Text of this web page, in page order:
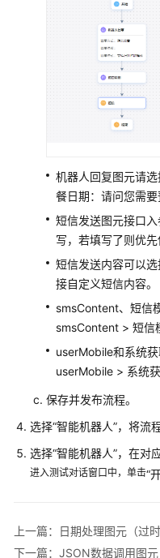
人
（任
务
对
人）
添
加
答
型
对
话
机
人
他
操
作
关
机器人回复图元请
餐日期：请问您需要
短信发送图元接口
写，若填写了则优先
短信发送内容可以
接自定义短信内容。
smsContent、短信
smsContent > 短信
userMobile和系统获
userMobile > 系统
保存并发布流程。
选择“智能机器人”，将流
选择“智能机器人”，在对
进入测试对话窗口中，单击“
上一篇：日期处理图元（过
下一篇：JSON数据调用图元